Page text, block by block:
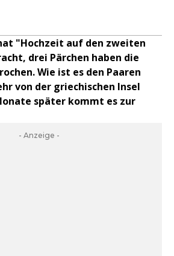
"Hochzeit auf den zweiten
drei Pärchen haben die
Wie ist es den Paaren
von der griechischen Insel
später kommt es zur
- Anzeige -